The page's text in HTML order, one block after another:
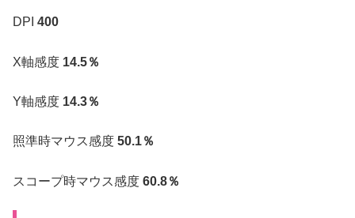
DPI 400
X軸感度 14.5％
Y軸感度 14.3％
照準時マウス感度 50.1％
スコープ時マウス感度 60.8％